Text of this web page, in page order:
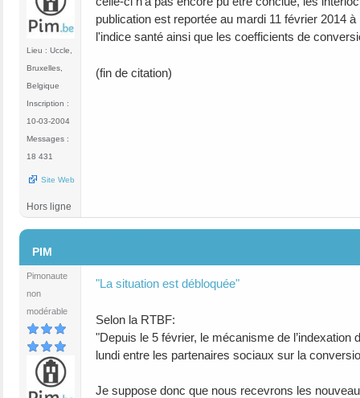
Lieu : Uccle,
Bruxelles,
Belgique
Inscription :
10-03-2004
Messages :
18 431
Site Web
publication est reportée au mardi 11 février 2014
l'indice santé ainsi que les coefficients de
(fin de citation)
Hors ligne
PIM
Pimonaute
non
modérable
"La situation est débloquée"
Selon la RTBF:
"Depuis le 5 février, le mécanisme de
lundi entre les partenaires sociaux sur la
Je suppose donc que nous recevrons les